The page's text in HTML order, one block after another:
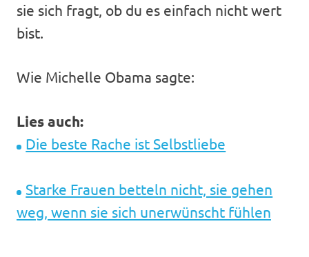
sie sich fragt, ob du es einfach nicht wert
bist.
Wie Michelle Obama sagte:
Lies auch:
Die beste Rache ist Selbstliebe
Starke Frauen betteln nicht, sie gehen
weg, wenn sie sich unerwünscht fühlen